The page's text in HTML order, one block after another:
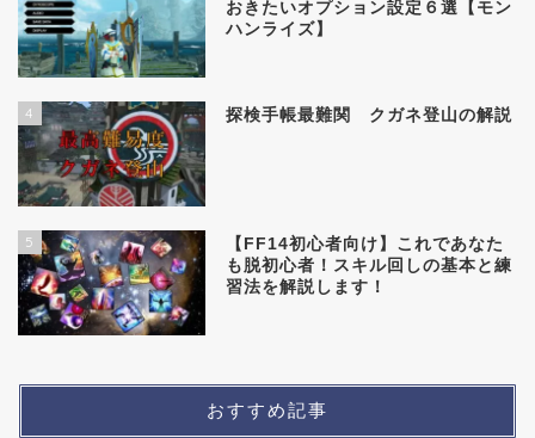
おきたいオプション設定６選【モン
ハンライズ】
4 探検手帳最難関 クガネ登山の解説
5
【FF14初心者向け】これであなた
も脱初心者！スキル回しの基本と練
習法を解説します！
おすすめ記事